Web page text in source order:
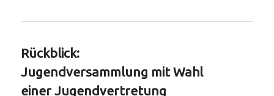
Rückblick:
Jugendversammlung mit Wahl
einer Jugendvertretung